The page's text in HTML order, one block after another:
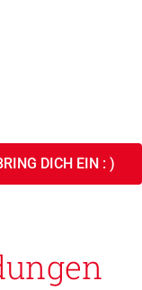
DICH EIN : )